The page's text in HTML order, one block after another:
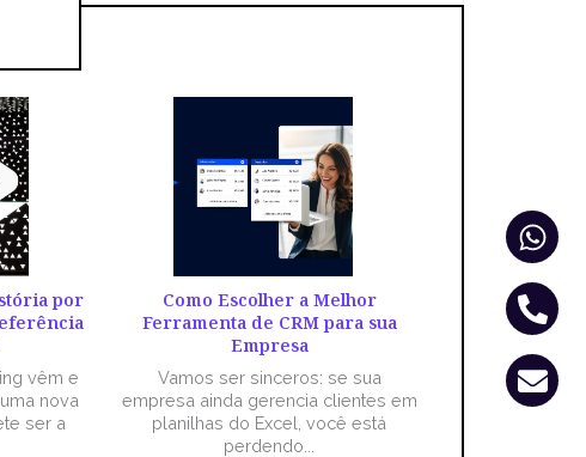
por
vêm e
nova
ser a
Como Escolher a Melhor
Ferramenta de CRM para sua
Empresa
Vamos ser sinceros: se sua
empresa ainda gerencia clientes em
planilhas do Excel, você está
perdendo...
alt